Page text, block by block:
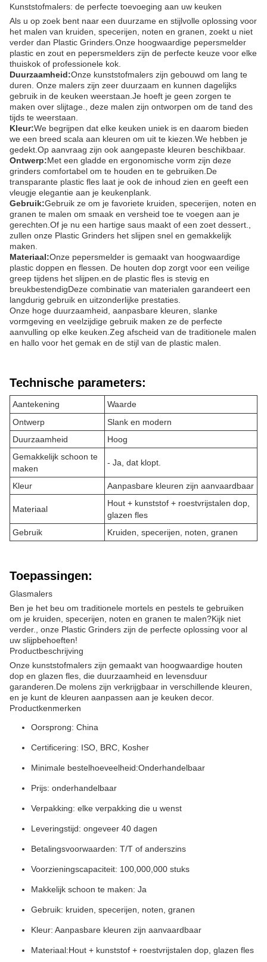
Kunststofmalers: de perfecte toevoeging aan uw keuken
Als u op zoek bent naar een duurzame en stijlvolle oplossing voor
het malen van kruiden, specerijen, noten en granen, zoekt u niet
verder dan Plastic Grinders.Onze hoogwaardige pepersmelder
plastic en zout en pepersmelders zijn de perfecte keuze voor elke
thuiskok of professionele kok.
Duurzaamheid:Onze kunststofmalers zijn gebouwd om lang te
duren. Onze malers zijn zeer duurzaam en kunnen dagelijks
gebruik in de keuken weerstaan.Je hoeft je geen zorgen te
maken over slijtage., deze malen zijn ontworpen om de tand des
tijds te weerstaan.
Kleur:We begrijpen dat elke keuken uniek is en daarom bieden
we een breed scala aan kleuren om uit te kiezen.We hebben je
gedekt.Op aanvraag zijn ook aangepaste kleuren beschikbaar.
Ontwerp:Met een gladde en ergonomische vorm zijn deze
grinders comfortabel om te houden en te gebruiken.De
transparante plastic fles laat je ook de inhoud zien en geeft een
vleugje elegantie aan je keukenplank.
Gebruik:Gebruik ze om je favoriete kruiden, specerijen, noten en
granen te malen om smaak en versheid toe te voegen aan je
gerechten.Of je nu een hartige saus maakt of een zoet dessert.,
zullen onze Plastic Grinders het slijpen snel en gemakkelijk
maken.
Materiaal:Onze pepersmelder is gemaakt van hoogwaardige
plastic doppen en flessen. De houten dop zorgt voor een veilige
greep tijdens het slijpen.en de plastic fles is stevig en
breukbestendigDeze combinatie van materialen garandeert een
langdurig gebruik en uitzonderlijke prestaties.
Onze hoge duurzaamheid, aanpasbare kleuren, slanke
vormgeving en veelzijdige gebruik maken ze de perfecte
aanvulling op elke keuken.Zeg afscheid van de traditionele malen
en hallo voor het gemak en de stijl van de plastic malen.
Technische parameters:
Aantekening
Waarde
Ontwerp
Slank en modern
Duurzaamheid
Hoog
Gemakkelijk schoon te
maken
- Ja, dat klopt.
Kleur Aanpasbare kleuren zijn aanvaardbaar
Materiaal
Hout + kunststof + roestvrijstalen dop,
glazen fles
Gebruik
Kruiden, specerijen, noten, granen
Toepassingen:
Glasmalers
Ben je het beu om traditionele mortels en pestels te gebruiken
om je kruiden, specerijen, noten en granen te malen?Kijk niet
verder., onze Plastic Grinders zijn de perfecte oplossing voor al
uw slijpbehoeften!
Productbeschrijving
Onze kunststofmalers zijn gemaakt van hoogwaardige houten
dop en glazen fles, die duurzaamheid en levensduur
garanderen.De molens zijn verkrijgbaar in verschillende kleuren,
en je kunt de kleuren aanpassen aan je keuken decor.
Productkenmerken
Oorsprong: China
Certificering: ISO, BRC, Kosher
Minimale bestelhoeveelheid:Onderhandelbaar
Prijs: onderhandelbaar
Verpakking: elke verpakking die u wenst
Leveringstijd: ongeveer 40 dagen
Betalingsvoorwaarden: T/T of anderszins
Voorzieningscapaciteit: 100,000,000 stuks
Makkelijk schoon te maken: Ja
Gebruik: kruiden, specerijen, noten, granen
Kleur: Aanpasbare kleuren zijn aanvaardbaar
Materiaal:Hout + kunststof + roestvrijstalen dop, glazen fles